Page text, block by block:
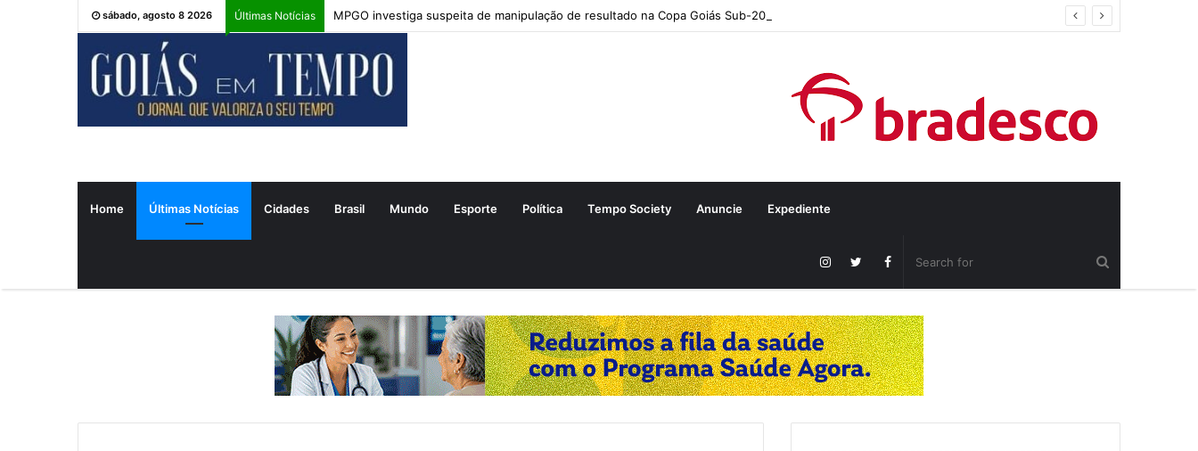
sábado, agosto 8 2026 Últimas Notícias MPGO investiga suspeita de manipulação de resultado na Copa Goiás Sub-20
Home Últimas Notícias Cidades Brasil Mundo Esporte Política Tempo Society Anuncie Expediente